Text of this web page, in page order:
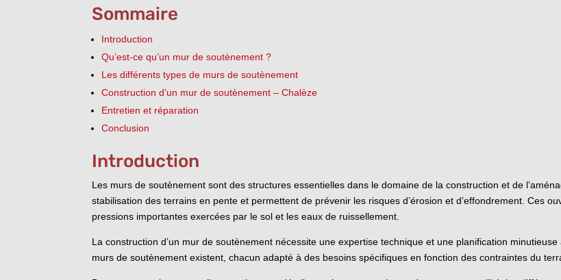
Sommaire
Introduction
Qu’est-ce qu’un mur de soutènement ?
Les différents types de murs de soutènement
Construction d’un mur de soutènement – Chalèze
Entretien et réparation
Conclusion
Introduction
Les murs de soutènement sont des structures essentielles dans le domaine de la construction et de
stabilisation des terrains en pente et permettent de prévenir les risques d’érosion et d’effondrement. Ces
pressions importantes exercées par le sol et les eaux de ruissellement.
La construction d’un mur de soutènement nécessite une expertise technique et une planification
murs de soutènement existent, chacun adapté à des besoins spécifiques en fonction des contraintes du